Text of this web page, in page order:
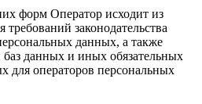
форм Оператор исходит из
законодательства
данных, а также
данных и иных обязательных
для операторов персональных